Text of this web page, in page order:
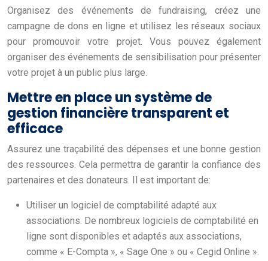
Organisez des événements de fundraising, créez une
campagne de dons en ligne et utilisez les réseaux sociaux
pour promouvoir votre projet. Vous pouvez également
organiser des événements de sensibilisation pour présenter
votre projet à un public plus large.
Mettre en place un système de
gestion financière transparent et
efficace
Assurez une traçabilité des dépenses et une bonne gestion
des ressources. Cela permettra de garantir la confiance des
partenaires et des donateurs. Il est important de:
Utiliser un logiciel de comptabilité adapté aux
associations. De nombreux logiciels de comptabilité en
ligne sont disponibles et adaptés aux associations,
comme « E-Compta », « Sage One » ou « Cegid Online ».